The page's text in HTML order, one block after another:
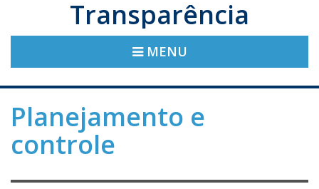
Transparência
MENU
Planejamento e
controle